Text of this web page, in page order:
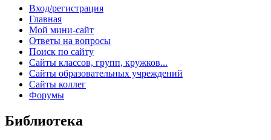
Вход/регистрация
Главная
Мой мини-сайт
Ответы на вопросы
Поиск по сайту
Сайты классов, групп, кружков...
Сайты образовательных учреждений
Сайты коллег
Форумы
Библиотека